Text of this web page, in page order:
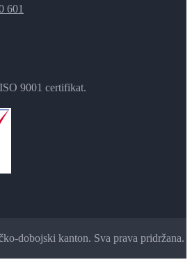
601
9001 certifikat.
dobojski kanton. Sva prava pridržana.